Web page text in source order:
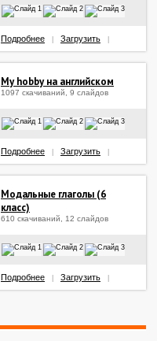
Подробнее Загрузить
My hobby на английском
1097 скачиваний, 9 слайдов
Подробнее Загрузить
Модальные глаголы (6
класс)
610 скачиваний, 12 слайдов
Подробнее Загрузить